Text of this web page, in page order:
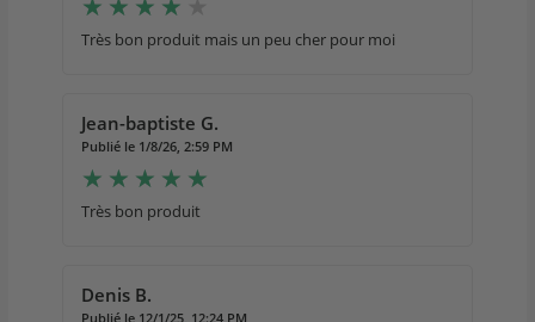
Très bon produit mais un peu cher pour moi
Jean-baptiste G.
Publié le 1/8/26, 2:59 PM
Très bon produit
Denis B.
Publié le 12/1/25, 12:24 PM